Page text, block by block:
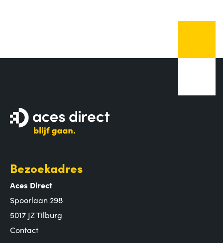
Bezoekadres
Aces Direct
Spoorlaan 298
5017 JZ Tilburg
Contact